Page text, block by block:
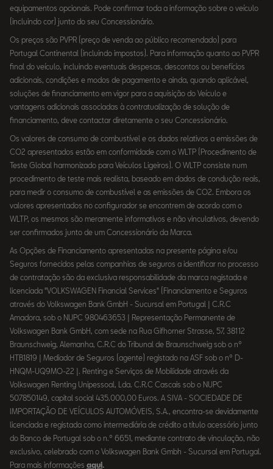
equipamentos opcionais. Pode confirmar toda a informação sobre o veículo
(incluindo cor) junto do seu Concessionário.
Os preços são PVPR (preço de venda ao público recomendado) para
Portugal Continental (incluindo impostos). Para informação quanto ao PVPR
final do veículo, incluindo eventuais despesas, descontos ou benefícios
adicionais, condições e modos de pagamento e ainda, quando aplicável,
soluções de financiamento em vigor para a aquisição do Veículo e
vantagens adicionais associadas à contratualização de solução de
financiamento, deve contactar diretamente o seu Concessionário.
Os valores de consumo de combustível e os dados relativos a emissões de
CO2 apresentados estão em conformidade com o WLTP (Procedimento de
Teste Global harmonizado para Veículos Ligeiros). O WLTP consiste num
procedimento de teste mais realista, baseado em dados de condução reais,
para medir o consumo de combustível e as emissões de CO2. Embora os
valores apresentados no configurador se encontrem de acordo com o
WLTP, os mesmos são meramente informativos e não vinculativos, devendo
ser confirmados junto de um Concessionário da Marca.
As Opções de Financiamento apresentadas na presente página e/ou
Seguros fornecidos pelas companhias de seguros a identificar no processo
de contratação são da exclusiva responsabilidade da marca registada e
licenciada "VOLKSWAGEN Financial Services" (Financiamento e Seguros
através do Volkswagen Bank GmbH - Sucursal em Portugal | C.R.C
Amadora, sob o NUPC 980463653 | Representação Permanente de
Volkswagen Bank GmbH, com sede na Rua Gifhorner Strasse, 57, 38112
Braunschweig, Alemanha, C.R.C do Tribunal de Braunschweig sob o nº
HTB1819 | Mediador de Seguros (agente) registado na ASF sob o nº D-
HNQM-UQ9MO-22 |. Renting e Serviços de Mobilidade através da
Volkswagen Renting Unipessoal, Lda. C.R.C Cascais sob o NUPC
507850149, capital social 435.000,00 Euros. A SIVA - SOCIEDADE DE
IMPORTAÇÃO DE VEÍCULOS AUTOMÓVEIS, S.A., encontra-se devidamente
licenciada e registada como intermediária de crédito a título acessório junto
do Banco de Portugal sob o n.º 6651, mediante contrato de vinculação, não
exclusivo, celebrado com o Volkswagen Bank Gmbh - Sucursal em Portugal.
Para mais informações aqui.